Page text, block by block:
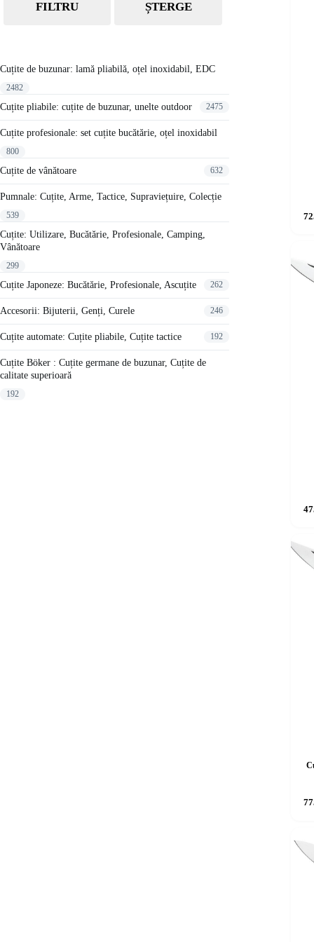
FILTRU ȘTERGE
Cuțite de buzunar: lamă pliabilă, oțel inoxidabil, EDC
2482
Cuțite pliabile: cuțite de buzunar, unelte outdoor 2475
Cuțite profesionale: set cuțite bucătărie, oțel inoxidabil
800
Cuțite de vânătoare 632
Pumnale: Cuțite, Arme, Tactice, Supraviețuire, Colecție
539
Cuțite: Utilizare, Bucătărie, Profesionale, Camping,
Vânătoare
299
Cuțite Japoneze: Bucătărie, Profesionale, Ascuțite 262
Accesorii: Bijuterii, Genți, Curele 246
Cuțite automate: Cuțite pliabile, Cuțite tactice 192
Cuțite Böker : Cuțite germane de buzunar, Cuțite de
calitate superioară
192